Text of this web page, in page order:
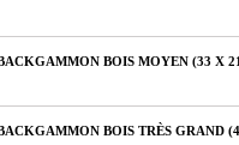
BOIS MOYEN (33 X
BOIS TRÈS GRAND